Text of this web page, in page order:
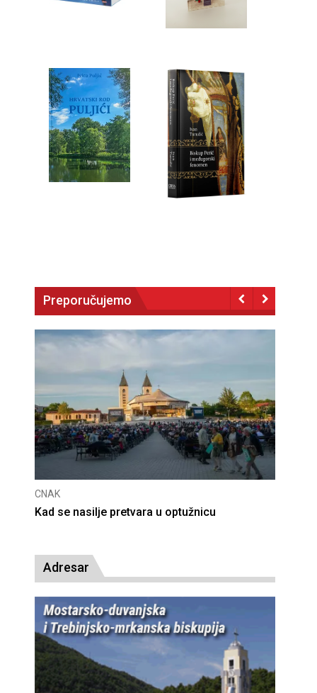
Preporučujemo
CNAK
Kad se nasilje pretvara u optužnicu
Adresar